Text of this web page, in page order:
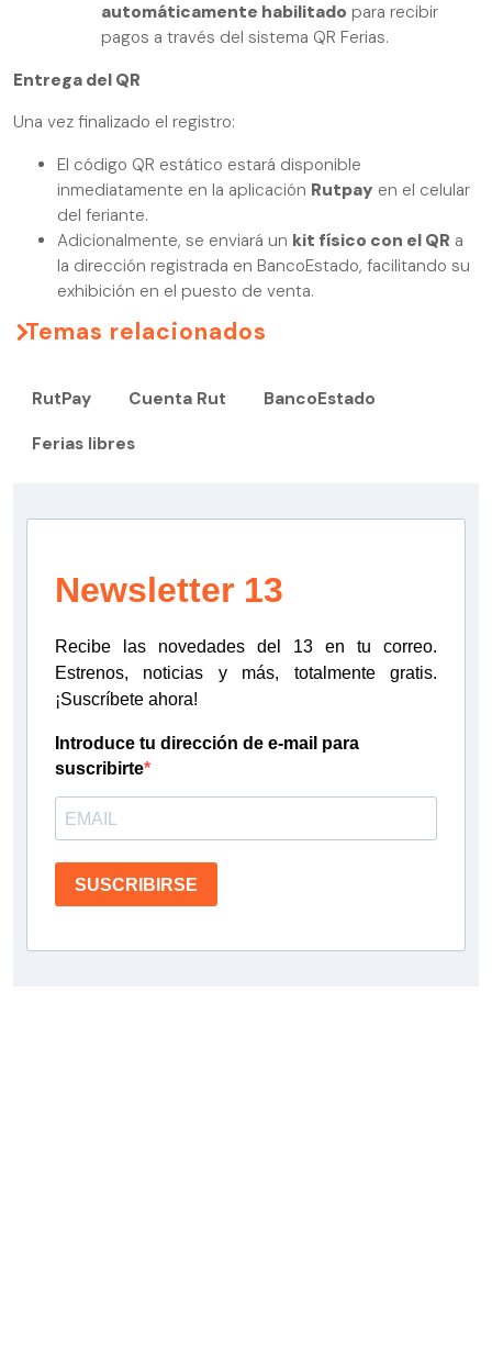
automáticamente habilitado para recibir
pagos a través del sistema QR Ferias.
Entrega del QR
Una vez finalizado el registro:
El código QR estático estará disponible
inmediatamente en la aplicación Rutpay en el celular
del feriante.
Adicionalmente, se enviará un kit físico con el QR a
la dirección registrada en BancoEstado, facilitando su
exhibición en el puesto de venta.
Temas relacionados
RutPay Cuenta Rut BancoEstado
Ferias libres
Newsletter 13
Recibe las novedades del 13 en tu correo.
Estrenos, noticias y más, totalmente gratis.
¡Suscríbete ahora!
Introduce tu dirección de e-mail para
suscribirte
SUSCRIBIRSE